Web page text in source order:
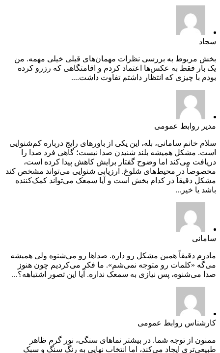
سجاد
بخش مربوط به بررسی نظرات مهمان‌های قبلی خیلی مهمه. من
یک بار فقط به عکس‌ها اعتماد کردم و اقامتگاهی که رزرو کرده
بودم با چیزی که انتظار داشتم تفاوت داشت....
مدیر روابط عمومی
سلام خانم سامانی، بله، این یکی از باورهای رایج درباره کم‌شنوایی
است. مشکل همیشه بلند شنیدن صدا نیست؛ گاهی فرد صدا را
دریافت می‌کند اما وضوح گفتار برایش کاهش پیدا کرده است،
مخصوصاً در محیط‌های شلوغ. ارزیابی شنوایی می‌تواند مشخص کند
مشکل دقیقاً در کدام بخش است و آیا سمعک می‌تواند کمک‌کننده
باشد یا خیر...
سامانی
مادرم دقیقاً همین مشکل رو داره. صداها رو می‌شنوه ولی همیشه
می‌گه «کلمات رو متوجه نمی‌شم». ما فکر می‌کردیم چون هنوز
صدا می‌شنوه، پس نیازی به سمعک نداره. آیا این تصور اشتباهه؟...
کارشناس روابط عمومی
ممنون از توجه شما. در بیشتر نماهای سنگی، نور گرم ظاهر
طبیعی‌تری ایجاد می‌کند، اما انتخاب نهایی به رنگ سنگ و سبک